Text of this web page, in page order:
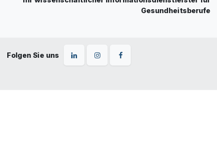
Gesundheitsberufe
Folgen Sie uns